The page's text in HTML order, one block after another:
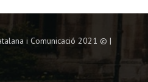
i Comunicació 2021 © |